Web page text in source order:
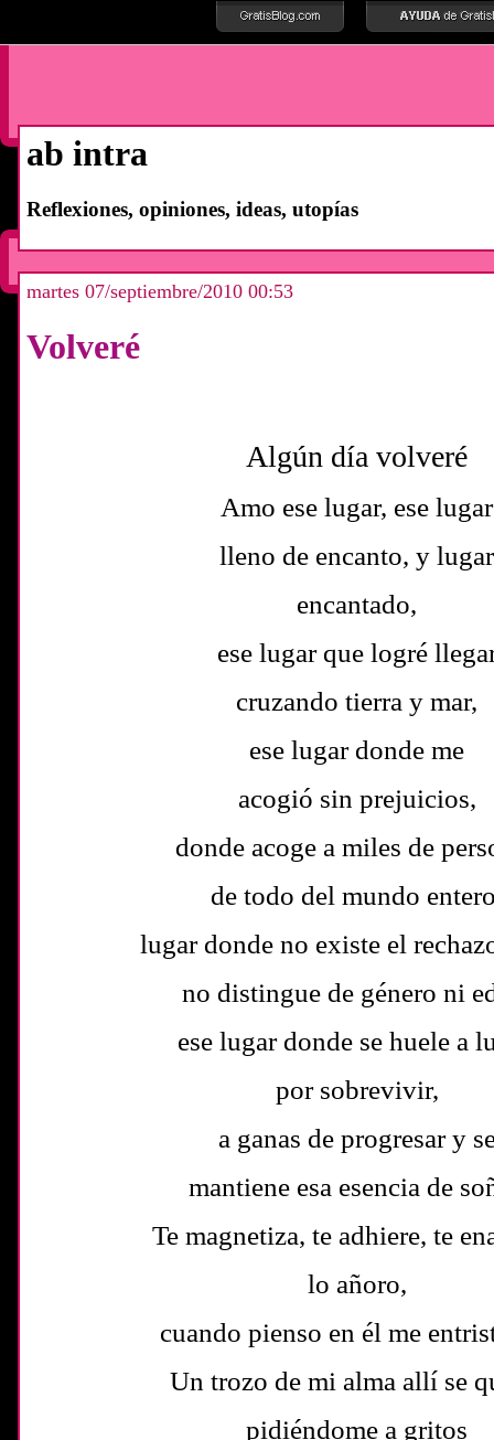
ab intra
Reflexiones, opiniones, ideas, utopías
martes 07/septiembre/2010 00:53
Volveré
Algún día volveré
Amo ese lugar, ese lugar
lleno de encanto, y lugar
encantado,
ese lugar que logré
cruzando tierra y mar,
ese lugar donde me
acogió sin prejuicios,
donde acoge a miles de
de todo del mundo
lugar donde no existe el
no distingue de género ni
ese lugar donde se huele a
por sobrevivir,
a ganas de progresar y
mantiene esa esencia de
Te magnetiza, te adhiere, te
lo añoro,
cuando pienso en él me
Un trozo de mi alma allí se
pidiéndome a gritos